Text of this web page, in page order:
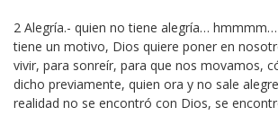
2 Alegría.- quien no tiene alegría…
tiene un motivo, Dios quiere poner en
vivir, para sonreír, para que nos movamos,
dicho previamente, quien ora y no sale
realidad no se encontró con Dios, se